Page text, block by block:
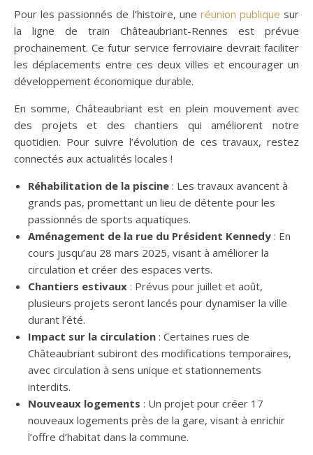
Pour les passionnés de l’histoire, une réunion publique sur
la ligne de train Châteaubriant-Rennes est prévue
prochainement. Ce futur service ferroviaire devrait faciliter
les déplacements entre ces deux villes et encourager un
développement économique durable.
En somme, Châteaubriant est en plein mouvement avec
des projets et des chantiers qui améliorent notre
quotidien. Pour suivre l’évolution de ces travaux, restez
connectés aux actualités locales !
Réhabilitation de la piscine : Les travaux avancent à
grands pas, promettant un lieu de détente pour les
passionnés de sports aquatiques.
Aménagement de la rue du Président Kennedy : En
cours jusqu’au 28 mars 2025, visant à améliorer la
circulation et créer des espaces verts.
Chantiers estivaux : Prévus pour juillet et août,
plusieurs projets seront lancés pour dynamiser la ville
durant l’été.
Impact sur la circulation : Certaines rues de
Châteaubriant subiront des modifications temporaires,
avec circulation à sens unique et stationnements
interdits.
Nouveaux logements : Un projet pour créer 17
nouveaux logements près de la gare, visant à enrichir
l’offre d’habitat dans la commune.